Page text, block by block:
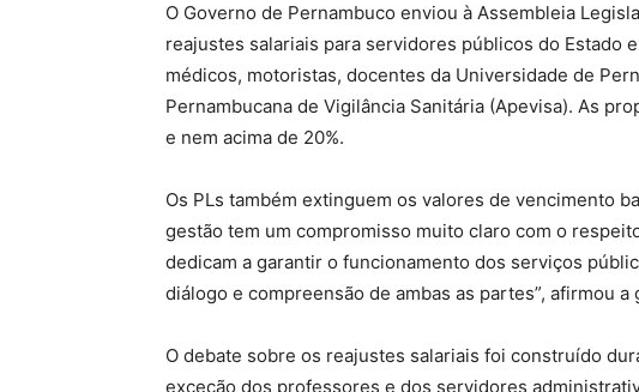
O Governo de Pernambuco enviou à Assembleia
reajustes salariais para servidores públicos do Estado
médicos, motoristas, docentes da Universidade de
Pernambucana de Vigilância Sanitária (Apevisa). As
e nem acima de 20%.
Os PLs também extinguem os valores de vencimento
gestão tem um compromisso muito claro com o
dedicam a garantir o funcionamento dos serviços
diálogo e compreensão de ambas as partes”, afirmou a
O debate sobre os reajustes salariais foi construído
exceção dos professores e dos servidores